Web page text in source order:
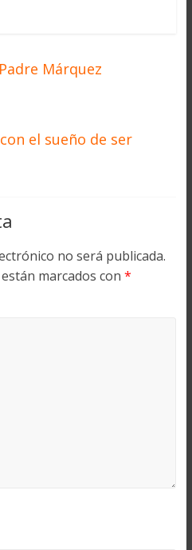
Márquez
el sueño de ser
no será publicada.
marcados con *